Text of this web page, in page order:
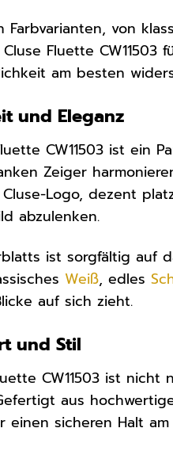
Farbvarianten, von
Fluette
am besten
und Eleganz
CW11503 ist ein
Zeiger
Logo, dezent
abzulenken.
ist sorgfältig auf
Weiß, edles
auf sich zieht.
und Stil
CW11503 ist
aus
einen sicheren Halt am